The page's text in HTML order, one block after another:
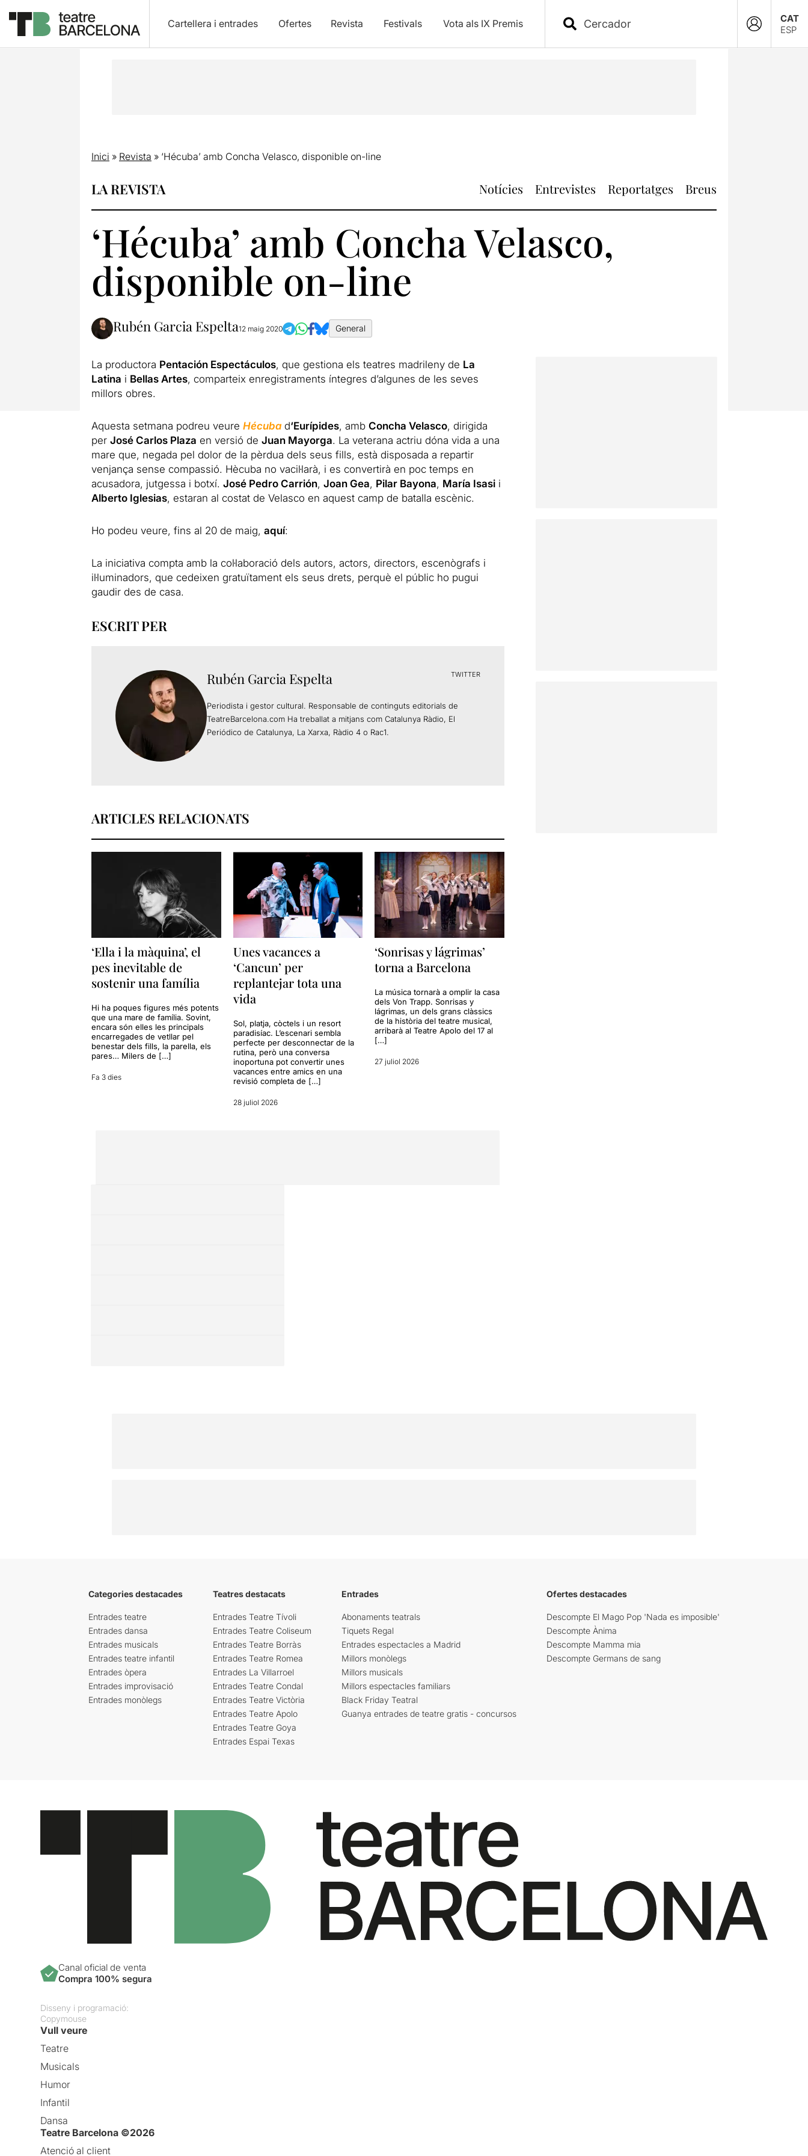
Cartellera i entrades Ofertes Revista Festivals Vota als IX Premis
CAT
ESP
Inici » Revista » ‘Hécuba’ amb Concha Velasco, disponible on-line
LA REVISTA Notícies Entrevistes Reportatges Breus
‘Hécuba’ amb Concha Velasco,
disponible on-line
Rubén Garcia Espelta12 maig 2020 General
La productora Pentación Espectáculos, que gestiona els teatres madrileny de La
Latina i Bellas Artes, comparteix enregistraments íntegres d’algunes de les seves
millors obres.
Aquesta setmana podreu veure Hécuba d‘Eurípides, amb Concha Velasco, dirigida
per José Carlos Plaza en versió de Juan Mayorga. La veterana actriu dóna vida a una
mare que, negada pel dolor de la pèrdua dels seus fills, està disposada a repartir
venjança sense compassió. Hècuba no vacil·larà, i es convertirà en poc temps en
acusadora, jutgessa i botxí. José Pedro Carrión, Joan Gea, Pilar Bayona, María Isasii
Alberto Iglesias, estaran al costat de Velasco en aquest camp de batalla escènic.
Ho podeu veure, fins al 20 de maig, aquí:
La iniciativa compta amb la col·laboració dels autors, actors, directors, escenògrafs i
il·luminadors, que cedeixen gratuïtament els seus drets, perquè el públic ho pugui
gaudir des de casa.
ESCRIT PER
Rubén Garcia Espelta TWITTER
Periodista i gestor cultural. Responsable de continguts editorials de
TeatreBarcelona.com Ha treballat a mitjans com Catalunya Ràdio, El
Periódico de Catalunya, La Xarxa, Ràdio 4 o Rac1.
ARTICLES RELACIONATS
‘Ella i la màquina’, el
pes inevitable de
sostenir una família
Hi ha poques figures més potents
que una mare de família. Sovint,
encara són elles les principals
encarregades de vetllar pel
benestar dels fills, la parella, els
pares… Milers de […]
Fa 3 dies
Unes vacances a
‘Cancun’ per
replantejar tota una
vida
Sol, platja, còctels i un resort
paradisíac. L’escenari sembla
perfecte per desconnectar de la
rutina, però una conversa
inoportuna pot convertir unes
vacances entre amics en una
revisió completa de […]
28 juliol 2026
‘Sonrisas y lágrimas’
torna a Barcelona
La música tornarà a omplir la casa
dels Von Trapp. Sonrisas y
lágrimas, un dels grans clàssics
de la història del teatre musical,
arribarà al Teatre Apolo del 17 al
[…]
27 juliol 2026
Categories destacades
Entrades teatre
Entrades dansa
Entrades musicals
Entrades teatre infantil
Entrades òpera
Entrades improvisació
Entrades monòlegs
Teatres destacats
Entrades Teatre Tívoli
Entrades Teatre Coliseum
Entrades Teatre Borràs
Entrades Teatre Romea
Entrades La Villarroel
Entrades Teatre Condal
Entrades Teatre Victòria
Entrades Teatre Apolo
Entrades Teatre Goya
Entrades Espai Texas
Entrades
Abonaments teatrals
Tiquets Regal
Entrades espectacles a Madrid
Millors monòlegs
Millors musicals
Millors espectacles familiars
Black Friday Teatral
Guanya entrades de teatre gratis - concursos
Ofertes destacades
Descompte El Mago Pop 'Nada es imposible'
Descompte Ànima
Descompte Mamma mia
Descompte Germans de sang
Canal oficial de venta
Compra 100% segura
Disseny i programació:
Copymouse
Vull veure
Teatre
Musicals
Humor
Infantil
Dansa
Teatre Barcelona ©2026
Atenció al client